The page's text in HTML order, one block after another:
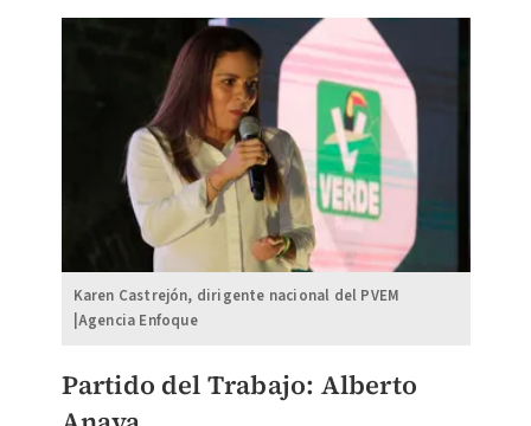
Karen Castrejón, dirigente nacional del PVEM
|Agencia Enfoque
Partido del Trabajo: Alberto